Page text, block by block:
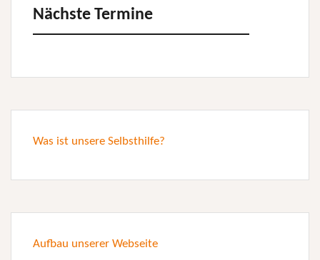
Nächste Termine
Was ist unsere Selbsthilfe?
Aufbau unserer Webseite